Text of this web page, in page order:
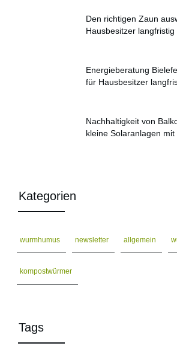
Den richtigen Zaun
Hausbesitzer
Energieberatung
für Hausbesitzer
Nachhaltigkeit von
kleine Solaranlagen
Kategorien
wurmhumus newsletter allgemein
kompostwürmer
Tags